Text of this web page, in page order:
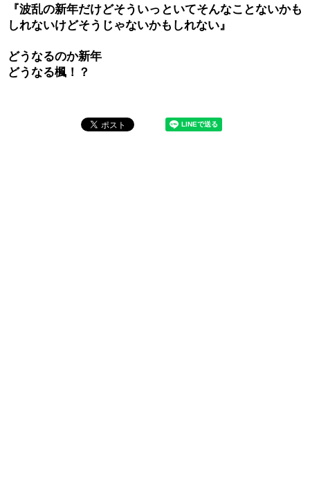
『波乱の新年だけどそういっといてそんなことないかも
しれないけどそうじゃないかもしれない』
どうなるのか新年
どうなる楓！？